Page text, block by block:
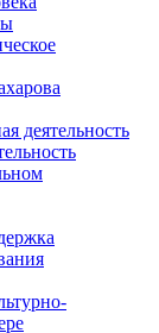
деятельность